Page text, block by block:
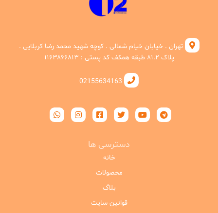
تهران . خیابان خیام شمالی . کوچه شهید محمد رضا کربلایی .
پلاک ۸۱.۲ طبقه همکف کد پستی : ۱۱۶۳۸۶۶۸۱۳
02155634163
دسترسی ها
خانه
محصولات
بلاگ
قوانین سایت